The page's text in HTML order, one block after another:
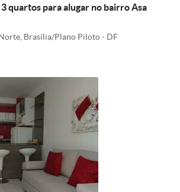
quartos para alugar no bairro Asa
Brasília/Plano Piloto - DF